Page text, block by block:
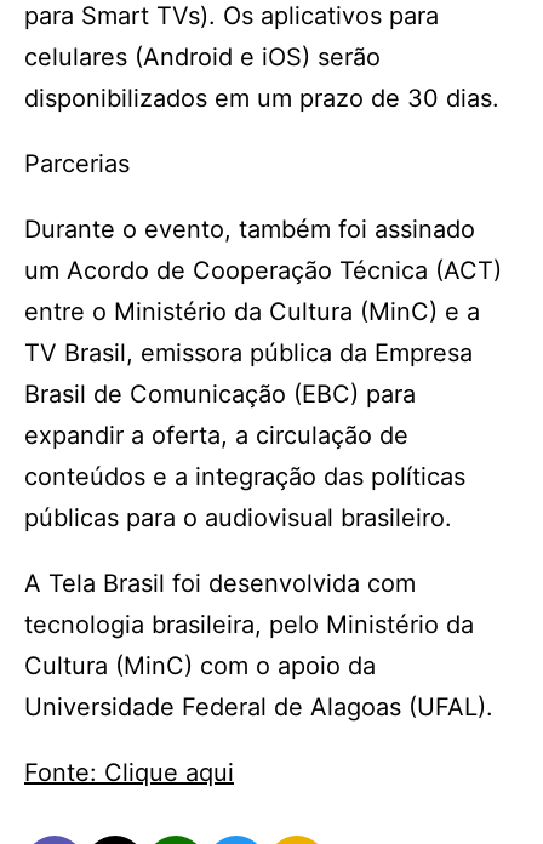
para Smart TVs). Os aplicativos para
celulares (Android e iOS) serão
disponibilizados em um prazo de 30 dias.
Parcerias
Durante o evento, também foi assinado
um Acordo de Cooperação Técnica (ACT)
entre o Ministério da Cultura (MinC) e a
TV Brasil, emissora pública da Empresa
Brasil de Comunicação (EBC) para
expandir a oferta, a circulação de
conteúdos e a integração das políticas
públicas para o audiovisual brasileiro.
A Tela Brasil foi desenvolvida com
tecnologia brasileira, pelo Ministério da
Cultura (MinC) com o apoio da
Universidade Federal de Alagoas (UFAL).
Fonte: Clique aqui